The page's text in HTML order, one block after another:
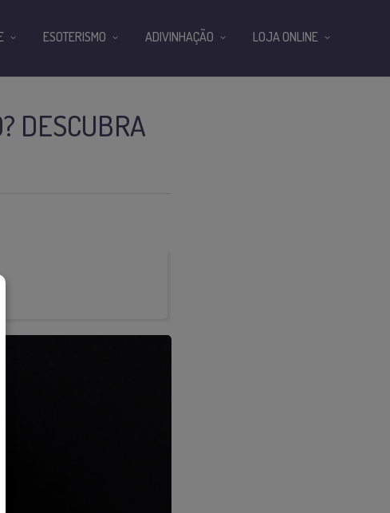
DESCUBRA
ESOTERISMO ADIVINHAÇÃO LOJA ONLINE